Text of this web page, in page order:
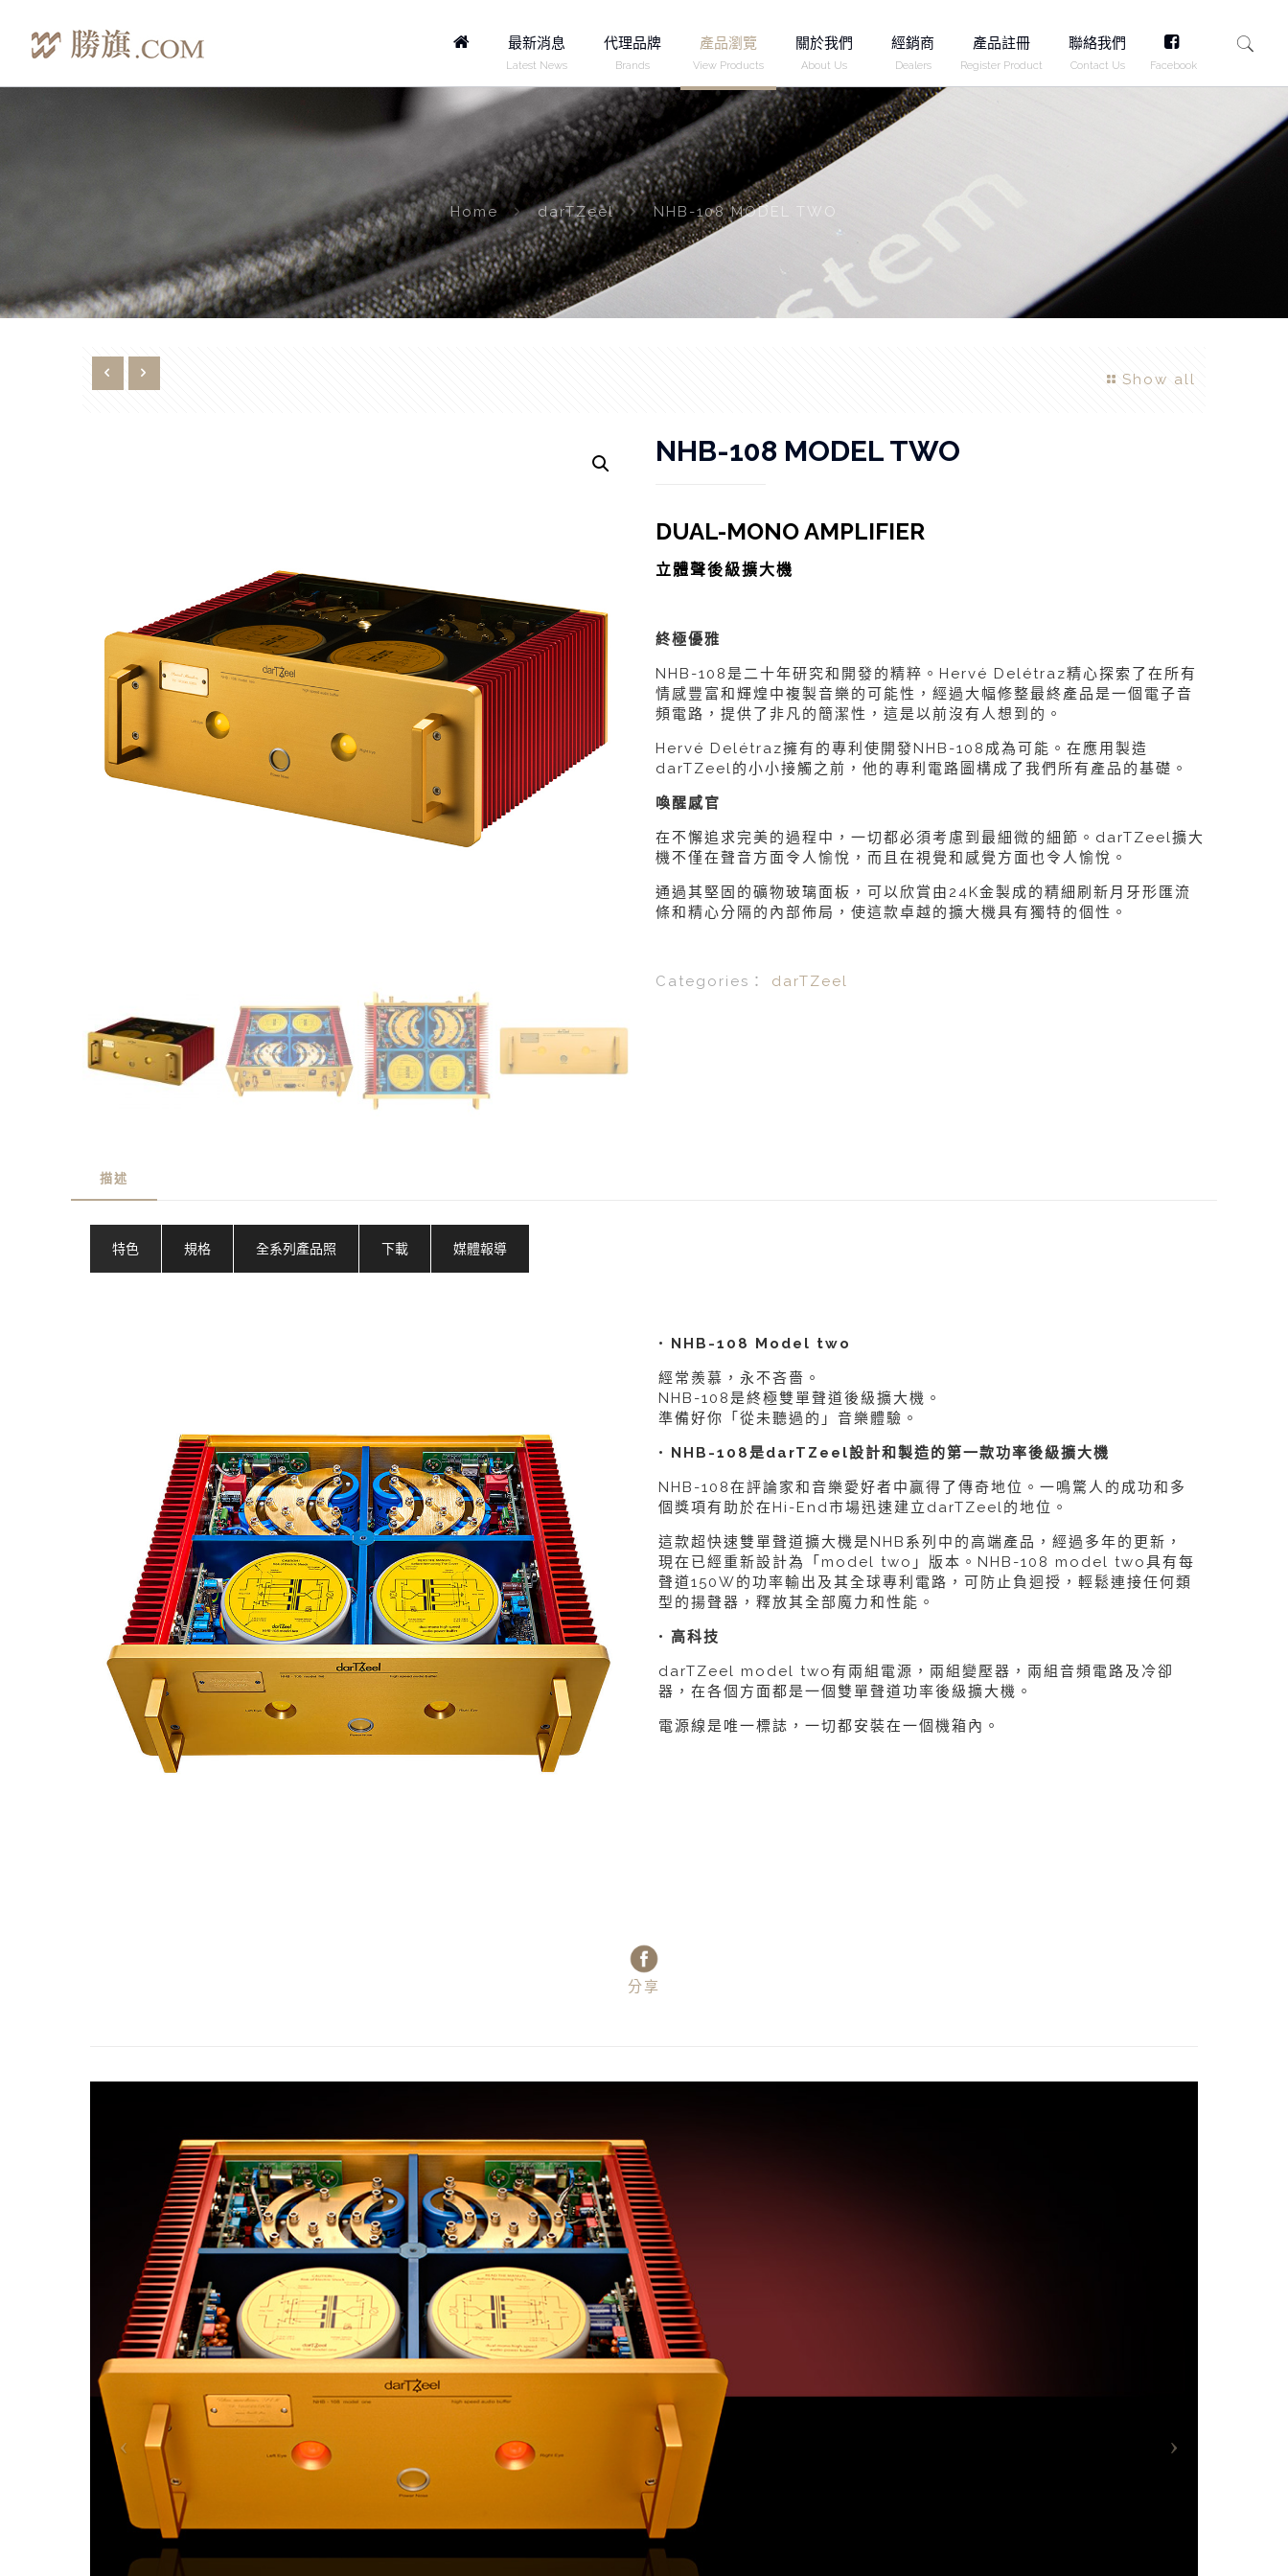
Home最新消息
Latest News
代理品牌
Brands
產品瀏覽
View Products
關於我們
About Us
經銷商
Dealers
產品註冊
Register Product
聯絡我們
Contact Us
FB
Facebook
Home darTZeel NHB-108 MODEL TWO
Show all
NHB-108 MODEL TWO
DUAL-MONO AMPLIFIER
立體聲後級擴大機
終極優雅
NHB-108是二十年研究和開發的精粹。Hervé Delétraz精心探索了在所有
情感豐富和輝煌中複製音樂的可能性，經過大幅修整最終產品是一個電子音
頻電路，提供了非凡的簡潔性，這是以前沒有人想到的。
Hervé Delétraz擁有的專利使開發NHB-108成為可能。在應用製造
darTZeel的小小接觸之前，他的專利電路圖構成了我們所有產品的基礎。
喚醒感官
在不懈追求完美的過程中，一切都必須考慮到最細微的細節。darTZeel擴大
機不僅在聲音方面令人愉悅，而且在視覺和感覺方面也令人愉悅。
通過其堅固的礦物玻璃面板，可以欣賞由24K金製成的精細刷新月牙形匯流
條和精心分隔的內部佈局，使這款卓越的擴大機具有獨特的個性。
Categories： darTZeel
描述
特色 規格 全系列產品照 下載 媒體報導
• NHB-108 Model two
經常羨慕，永不吝嗇。
NHB-108是終極雙單聲道後級擴大機。
準備好你「從未聽過的」音樂體驗。
• NHB-108是darTZeel設計和製造的第一款功率後級擴大機
NHB-108在評論家和音樂愛好者中贏得了傳奇地位。一鳴驚人的成功和多
個獎項有助於在Hi-End市場迅速建立darTZeel的地位。
這款超快速雙單聲道擴大機是NHB系列中的高端產品，經過多年的更新，
現在已經重新設計為「model two」版本。NHB-108 model two具有每
聲道150W的功率輸出及其全球專利電路，可防止負迴授，輕鬆連接任何類
型的揚聲器，釋放其全部魔力和性能。
• 高科技
darTZeel model two有兩組電源，兩組變壓器，兩組音頻電路及冷卻
器，在各個方面都是一個雙單聲道功率後級擴大機。
電源線是唯一標誌，一切都安裝在一個機箱內。
分享